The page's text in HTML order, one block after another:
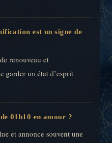
est un signe de
renouveau et
garder un état d’esprit
01h10 en amour ?
et annonce souvent une